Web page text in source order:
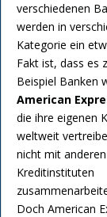
verschiedenen
werden in
Kategorie ein
Fakt ist, dass es
Beispiel Banken
American
die ihre eigenen
weltweit
nicht mit anderen
Kreditinstituten
Doch American